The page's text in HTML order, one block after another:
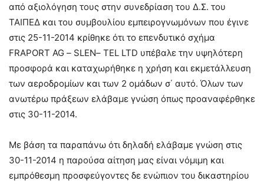
από αξιολόγηση τους στην συνεδρίαση του Δ.Σ. του
ΤΑΙΠΕΔ και του συμβουλίου εμπειρογνωμόνων που έγινε
στις 25-11-2014 κρίθηκε ότι το επενδυτικό σχήμα
FRAPORT AG – SLEN– TEL LTD υπέβαλε την υψηλότερη
προσφορά και καταχωρήθηκε η χρήση και εκμετάλλευση
των αεροδρομίων και των 2 ομάδων σ΄ αυτό. Όλων των
ανωτέρω πράξεων ελάβαμε γνώση όπως προαναφέρθηκε
στις 30-11-2014.
Με βάση τα παραπάνω ότι δηλαδή ελάβαμε γνώση στις
30-11-2014 η παρούσα αίτηση μας είναι νόμιμη και
εμπρόθεσμη προσφεύγοντες δε ενώπιον του δικαστηρίου